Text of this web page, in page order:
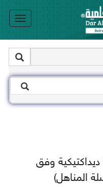
ديداكتيكية وفق
المناهل)